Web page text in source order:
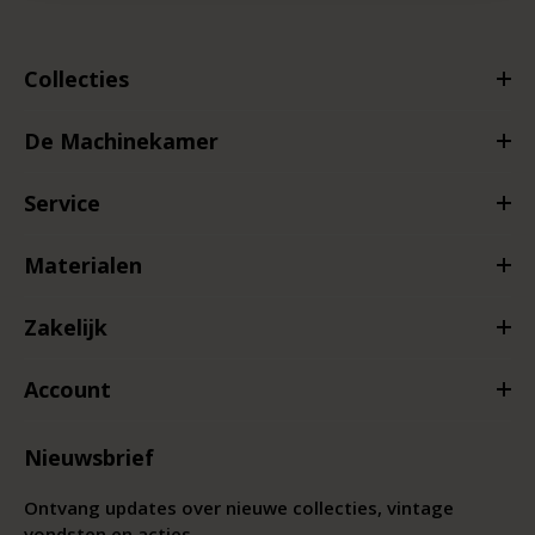
Collecties
De Machinekamer
Service
Materialen
Zakelijk
Account
Nieuwsbrief
Ontvang updates over nieuwe collecties, vintage